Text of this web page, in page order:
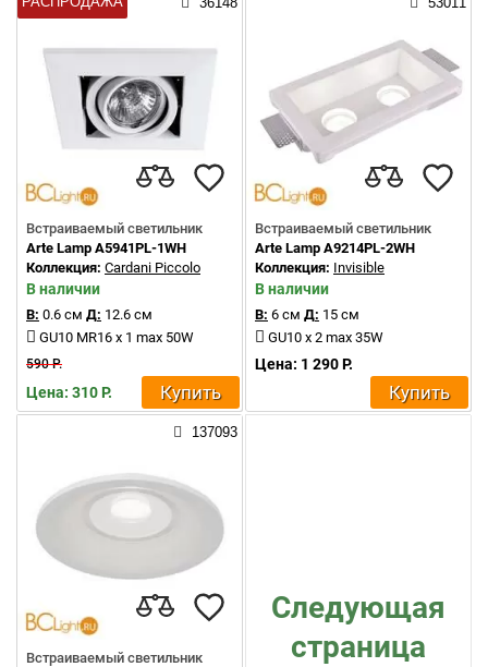
Встраиваемый светильник
Arte Lamp A5941PL-1WH
Коллекция: Cardani Piccolo
В наличии
В: 0.6 см Д: 12.6 см
GU10 MR16 x 1 max 50W
590 Р.
Цена: 310 Р. Купить
Встраиваемый светильник
Arte Lamp A9214PL-2WH
Коллекция: Invisible
В наличии
В: 6 см Д: 15 см
GU10 x 2 max 35W
Цена: 1 290 Р.
Купить
137093
Встраиваемый светильник
Следующая
страница